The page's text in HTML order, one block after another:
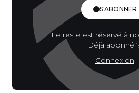
S'ABONNER
Le reste est réservé à
Déjà abonné
Connexion